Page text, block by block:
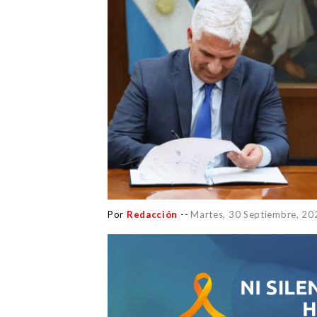
Por Redacción -- Martes, 30 Septiembre,